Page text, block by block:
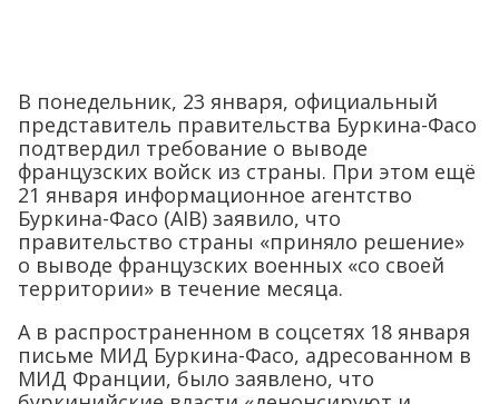
В понедельник, 23 января, официальный
представитель правительства Буркина-Фасо
подтвердил требование о выводе
французских войск из страны. При этом ещё
21 января информационное агентство
Буркина-Фасо (AIB) заявило, что
правительство страны «приняло решение»
о выводе французских военных «со своей
территории» в течение месяца.
А в распространенном в соцсетях 18 января
письме МИД Буркина-Фасо, адресованном в
МИД Франции, было заявлено, что